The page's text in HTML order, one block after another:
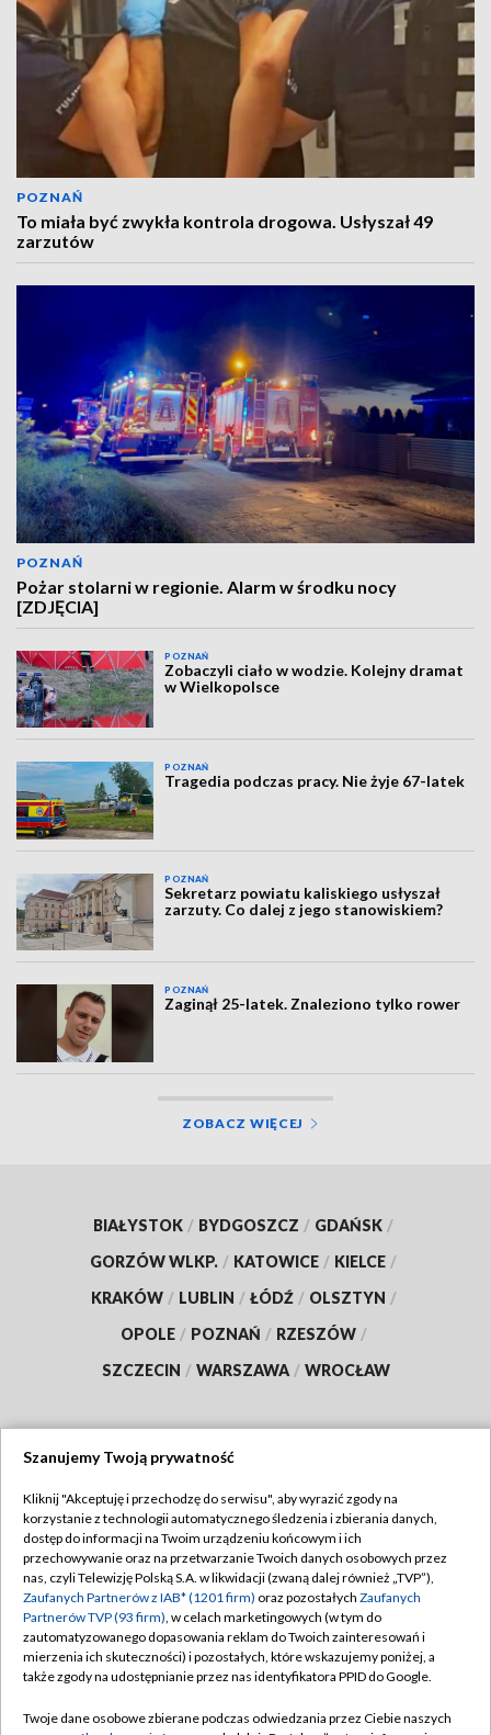
POZNAŃ
To miała być zwykła kontrola drogowa. Usłyszał 49
zarzutów
POZNAŃ
Pożar stolarni w regionie. Alarm w środku nocy
[ZDJĘCIA]
POZNAŃ
Zobaczyli ciało w wodzie. Kolejny dramat
w Wielkopolsce
POZNAŃ
Tragedia podczas pracy. Nie żyje 67-latek
POZNAŃ
Sekretarz powiatu kaliskiego usłyszał
zarzuty. Co dalej z jego stanowiskiem?
POZNAŃ
Zaginął 25-latek. Znaleziono tylko rower
ZOBACZ WIĘCEJ
BIAŁYSTOK / BYDGOSZCZ / GDAŃSK /
GORZÓW WLKP. / KATOWICE / KIELCE /
KRAKÓW / LUBLIN / ŁÓDŹ / OLSZTYN /
OPOLE / POZNAŃ / RZESZÓW /
SZCZECIN / WARSZAWA / WROCŁAW
TVP
Abonament TVP
Emisja w TVP
Centrum informacji TVP
Naziemna Telewizja Cyfrowa
Regulamin TVP
Polityka prywatności
Moje zgody
Pomoc
Szanujemy Twoją prywatność
Kliknij "Akceptuję i przechodzę do serwisu", aby wyrazić zgody na
korzystanie z technologii automatycznego śledzenia i zbierania danych,
dostęp do informacji na Twoim urządzeniu końcowym i ich
przechowywanie oraz na przetwarzanie Twoich danych osobowych przez
nas, czyli Telewizję Polską S.A. w likwidacji (zwaną dalej również „TVP”),
Zaufanych Partnerów z IAB* (1201 firm) oraz pozostałych Zaufanych
Partnerów TVP (93 firm), w celach marketingowych (w tym do
zautomatyzowanego dopasowania reklam do Twoich zainteresowań i
mierzenia ich skuteczności) i pozostałych, które wskazujemy poniżej, a
także zgody na udostępnianie przez nas identyfikatora PPID do Google.
Twoje dane osobowe zbierane podczas odwiedzania przez Ciebie naszych